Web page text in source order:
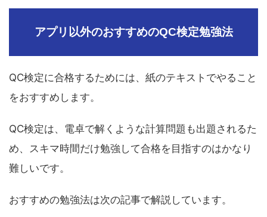
アプリ以外のおすすめのQC検定勉強法
QC検定に合格するためには、紙のテキストでやること
をおすすめします。
QC検定は、電卓で解くような計算問題も出題されるた
め、スキマ時間だけ勉強して合格を目指すのはかなり
難しいです。
おすすめの勉強法は次の記事で解説しています。